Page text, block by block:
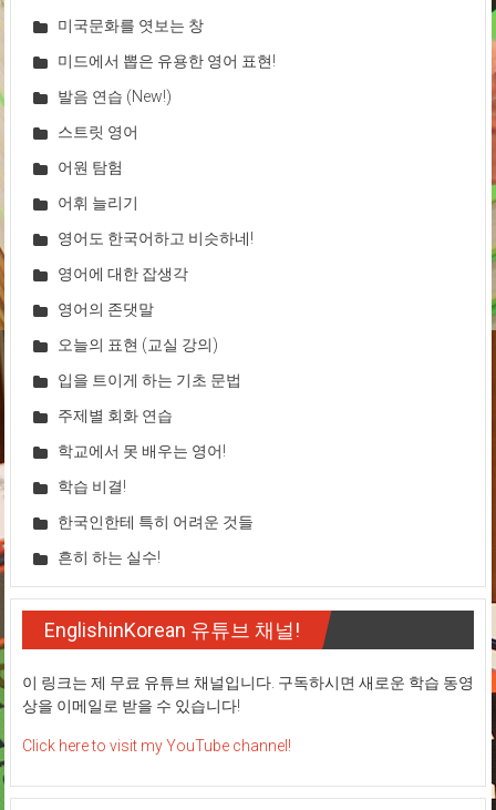
미국문화를 엿보는 창
미드에서 뽑은 유용한 영어 표현!
발음 연습 (New!)
스트릿 영어
어원 탐험
어휘 늘리기
영어도 한국어하고 비슷하네!
영어에 대한 잡생각
영어의 존댓말
오늘의 표현 (교실 강의)
입을 트이게 하는 기초 문법
주제별 회화 연습
학교에서 못 배우는 영어!
학습 비결!
한국인한테 특히 어려운 것들
흔히 하는 실수!
EnglishinKorean 유튜브 채널!
이 링크는 제 무료 유튜브 채널입니다. 구독하시면 새로운 학습 동영
상을 이메일로 받을 수 있습니다!
Click here to visit my YouTube channel!